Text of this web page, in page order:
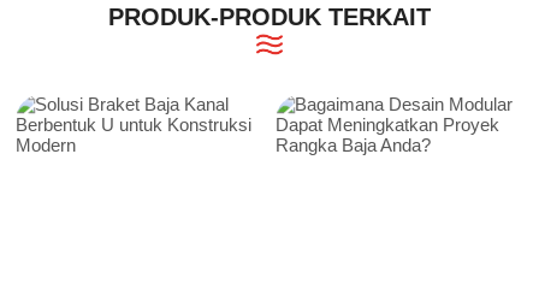
PRODUK-PRODUK TERKAIT